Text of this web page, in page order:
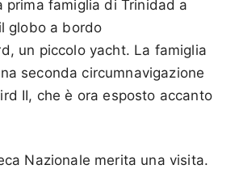
prima famiglia di Trinidad a
globo a bordo
un piccolo yacht. La famiglia
seconda circumnavigazione
II, che è ora esposto accanto
Nazionale merita una visita.